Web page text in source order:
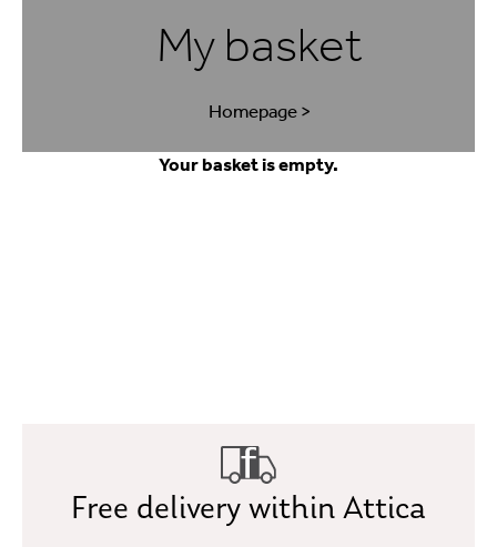
Homepage>
My basket
Your basket is empty.
Free delivery within Attica